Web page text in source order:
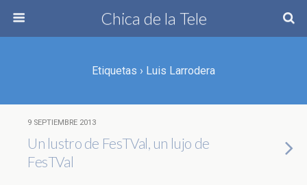
Chica de la Tele
Etiquetas › Luis Larrodera
9 SEPTIEMBRE 2013
Un lustro de FesTVal, un lujo de
FesTVal